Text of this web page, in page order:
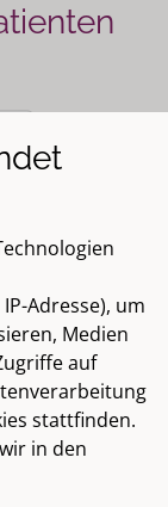
Adresse), um
Medien
auf
stattfinden.
in den